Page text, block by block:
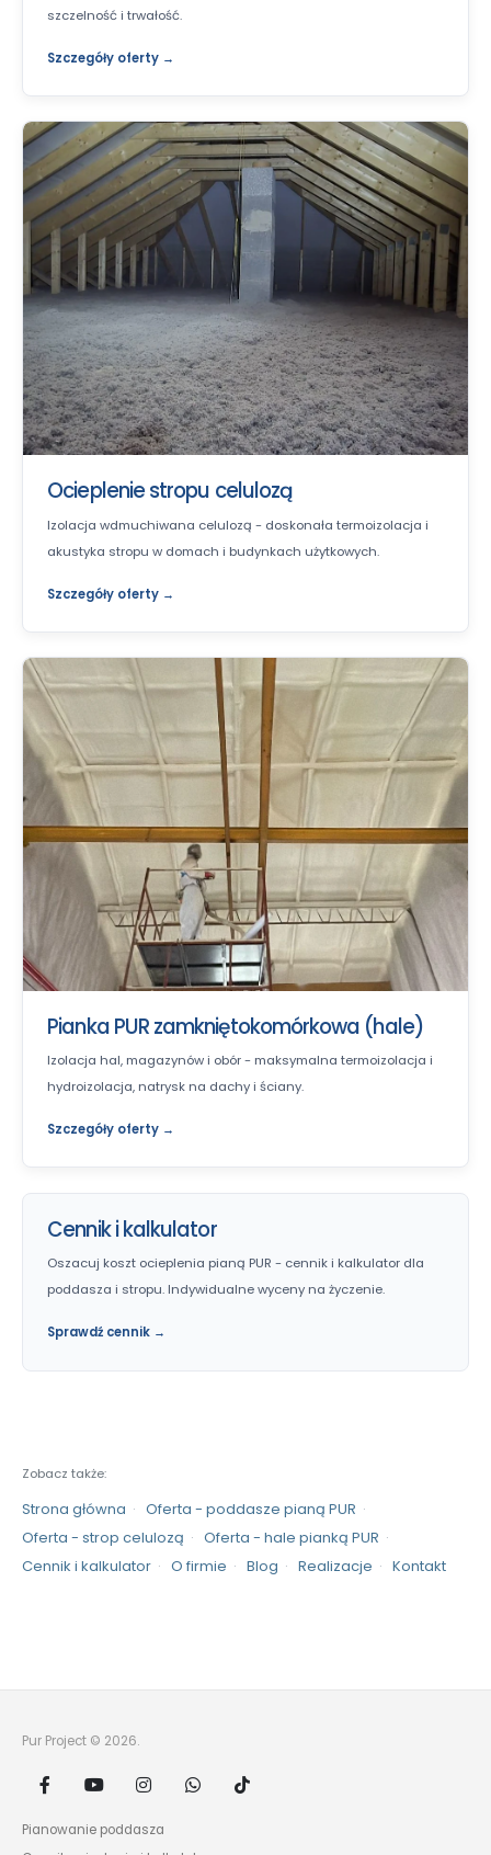
szczelność i trwałość.
Szczegóły oferty →
Ocieplenie stropu celulozą
Izolacja wdmuchiwana celulozą - doskonała termoizolacja i
akustyka stropu w domach i budynkach użytkowych.
Szczegóły oferty →
Pianka PUR zamkniętokomórkowa (hale)
Izolacja hal, magazynów i obór - maksymalna termoizolacja i
hydroizolacja, natrysk na dachy i ściany.
Szczegóły oferty →
Cennik i kalkulator
Oszacuj koszt ocieplenia pianą PUR - cennik i kalkulator dla
poddasza i stropu. Indywidualne wyceny na życzenie.
Sprawdź cennik →
Zobacz także:
Strona główna
Oferta - poddasze pianą PUR
Oferta - strop celulozą
Oferta - hale pianką PUR
Cennik i kalkulator
O firmie Blog Realizacje Kontakt
Pur Project © 2026.
Pianowanie poddasza